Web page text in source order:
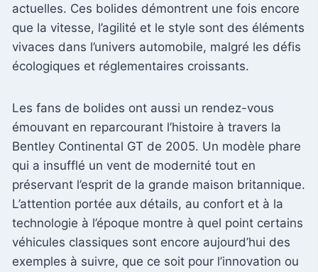
actuelles. Ces bolides démontrent une fois encore
que la vitesse, l’agilité et le style sont des éléments
vivaces dans l’univers automobile, malgré les défis
écologiques et réglementaires croissants.
Les fans de bolides ont aussi un rendez-vous
émouvant en reparcourant l’histoire à travers la
Bentley Continental GT de 2005. Un modèle phare
qui a insufflé un vent de modernité tout en
préservant l’esprit de la grande maison britannique.
L’attention portée aux détails, au confort et à la
technologie à l’époque montre à quel point certains
véhicules classiques sont encore aujourd’hui des
exemples à suivre, que ce soit pour l’innovation ou